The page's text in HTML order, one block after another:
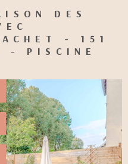
DES
- 151
- PISCINE